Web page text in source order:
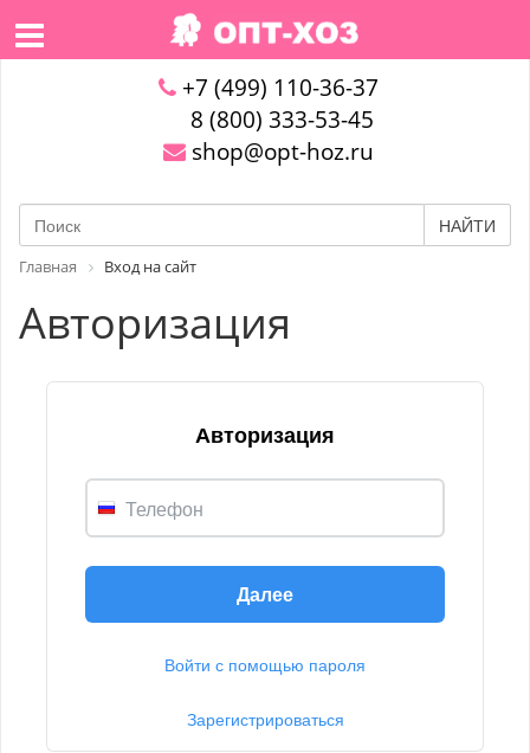
+7 (499) 110-36-37
8 (800) 333-53-45
shop@opt-hoz.ru
НАЙТИ
Главная Вход на сайт
Авторизация
Авторизация
Телефон
Далее
Войти с помощью пароля
Зарегистрироваться